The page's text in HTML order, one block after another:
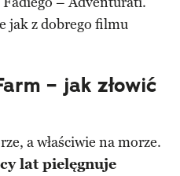
jak z dobrego filmu
– jak złowić
a właściwie na morze.
lat pielęgnuje